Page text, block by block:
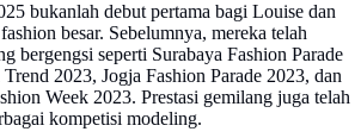
bukanlah debut pertama bagi Louise dan
besar. Sebelumnya, mereka telah
bergengsi seperti Surabaya Fashion Parade
2023, Jogja Fashion Parade 2023, dan
Week 2023. Prestasi gemilang juga telah
kompetisi modeling.